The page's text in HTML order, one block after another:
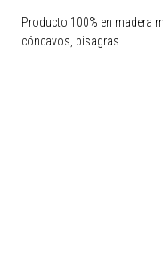
Producto 100% en madera
cóncavos, bisagras…